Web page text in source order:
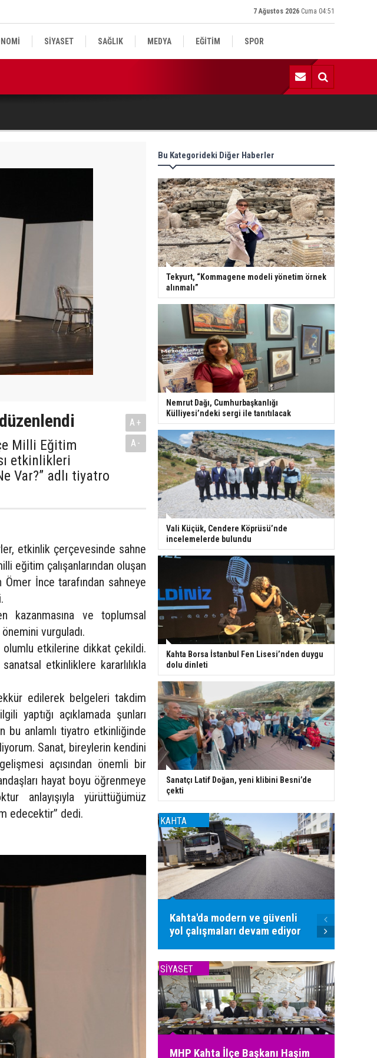
7 Ağustos 2026 Cuma 04:51
SİYASET SAĞLIK MEDYA EĞİTİM SPOR
Milli Eğitim
etkinlikleri
Var?” adlı tiyatro
A+
A-
etkinlik çerçevesinde sahne
eğitim çalışanlarından oluşan
İnce tarafından sahneye
kazanmasına ve toplumsal
vurguladı.
olumlu etkilerine dikkat çekildi.
etkinliklere kararlılıkla
edilerek belgeleri takdim
yaptığı açıklamada şunları
bu anlamlı tiyatro etkinliğinde
Sanat, bireylerin kendini
açısından önemli bir
hayat boyu öğrenmeye
anlayışıyla yürüttüğümüz
edecektir” dedi.
Bu Kategorideki Diğer Haberler
Tekyurt, “Kommagene modeli yönetim örnek
alınmalı”
Nemrut Dağı, Cumhurbaşkanlığı
Külliyesi’ndeki sergi ile tanıtılacak
Vali Küçük, Cendere Köprüsü’nde
incelemelerde bulundu
Kahta Borsa İstanbul Fen Lisesi’nden duygu
dolu dinleti
Sanatçı Latif Doğan, yeni klibini Besni’de
çekti
KAHTA
Kahta'da modern ve güvenli
yol çalışmaları devam ediyor
SİYASET
MHP Kahta İlçe Başkanı Haşim